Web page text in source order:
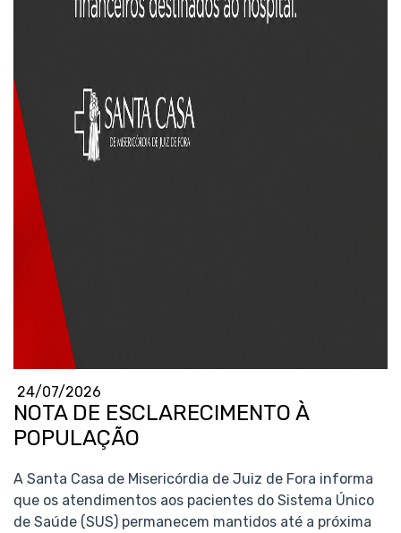
24/07/2026
NOTA DE ESCLARECIMENTO À
POPULAÇÃO
A Santa Casa de Misericórdia de Juiz de Fora informa
que os atendimentos aos pacientes do Sistema Único
de Saúde (SUS) permanecem mantidos até a próxima